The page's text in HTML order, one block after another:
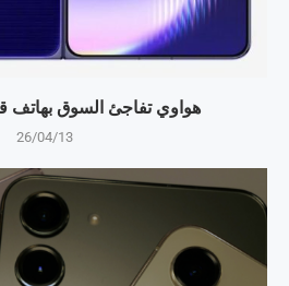
هواوي تفاجئ السوق بهاتف
26/04/13